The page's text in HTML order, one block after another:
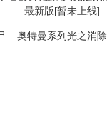
奥特曼系列光之消除